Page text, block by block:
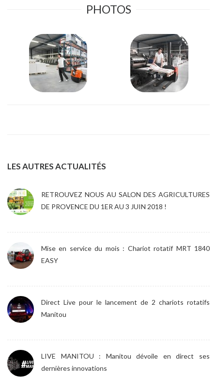
PHOTOS
LES AUTRES ACTUALITÉS
RETROUVEZ NOUS AU SALON DES AGRICULTURES
DE PROVENCE DU 1ER AU 3 JUIN 2018 !
Mise en service du mois : Chariot rotatif MRT 1840
EASY
Direct Live pour le lancement de 2 chariots rotatifs
Manitou
LIVE MANITOU : Manitou dévoile en direct ses
dernières innovations